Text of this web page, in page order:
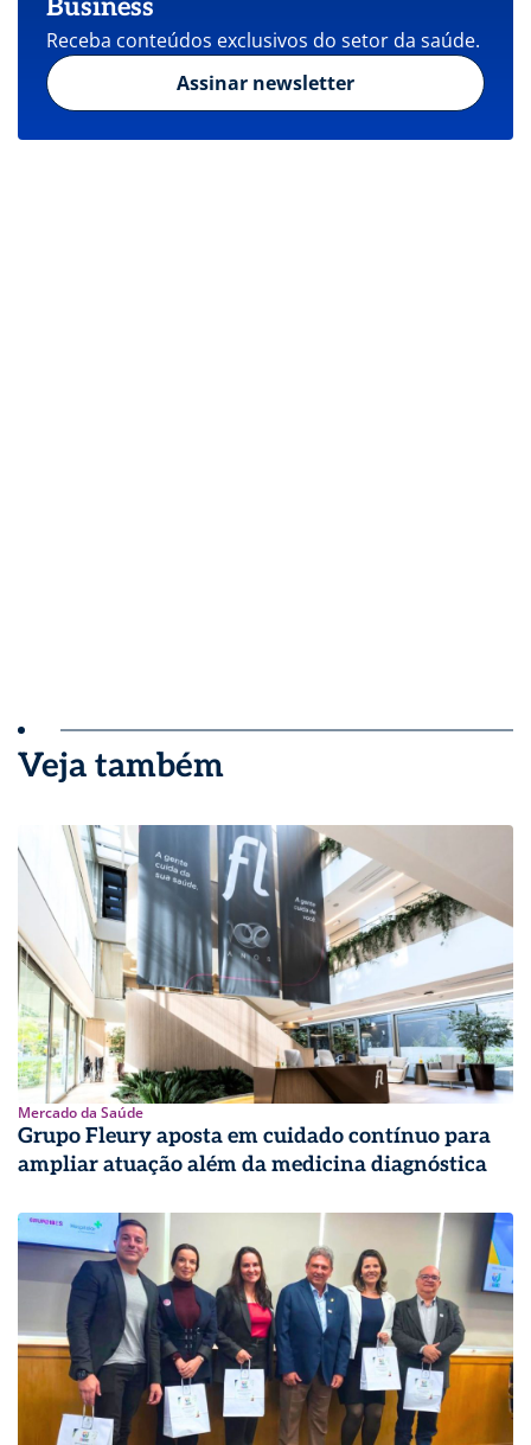
Business
Receba conteúdos exclusivos do setor da saúde.
Assinar newsletter
Veja também
Mercado da Saúde
Grupo Fleury aposta em cuidado contínuo para
ampliar atuação além da medicina diagnóstica